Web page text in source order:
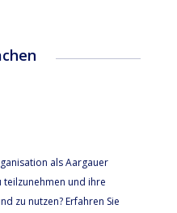
als Aargauer
und ihre
zu nutzen? Erfahren Sie